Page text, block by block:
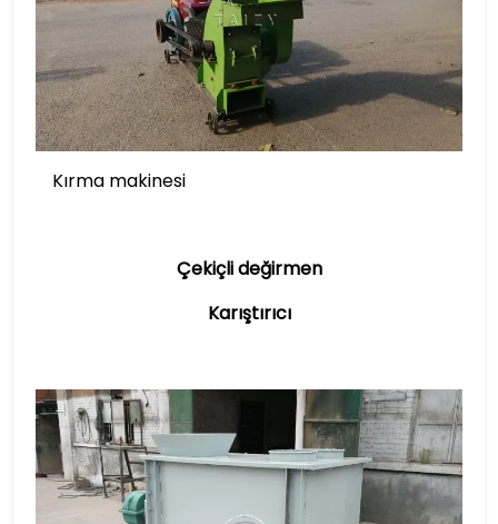
Kırma makinesi
Çekiçli değirmen
Karıştırıcı